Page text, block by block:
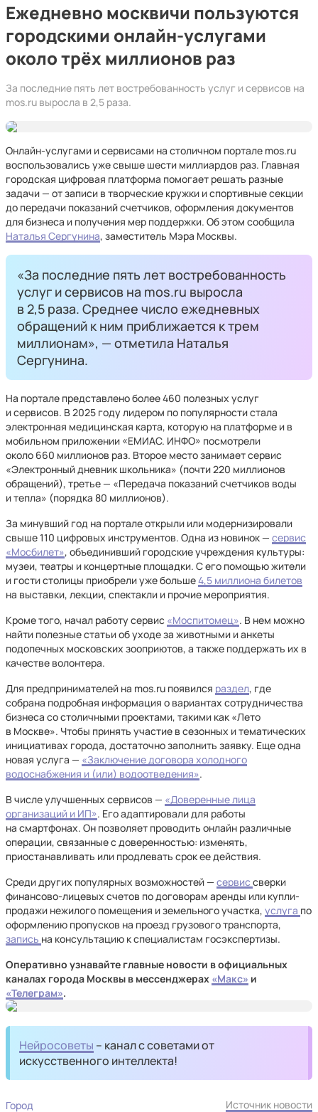
Ежедневно москвичи пользуются
городскими онлайн-услугами
около трёх миллионов раз
За последние пять лет востребованность услуг и сервисов на
mos.ru выросла в 2,5 раза.
Онлайн-услугами и сервисами на столичном портале mos.ru
воспользовались уже свыше шести миллиардов раз. Главная
городская цифровая платформа помогает решать разные
задачи — от записи в творческие кружки и спортивные секции
до передачи показаний счетчиков, оформления документов
для бизнеса и получения мер поддержки. Об этом сообщила
Наталья Сергунина, заместитель Мэра Москвы.
«За последние пять лет востребованность
услуг и сервисов на mos.ru выросла
в 2,5 раза. Среднее число ежедневных
обращений к ним приближается к трем
миллионам», — отметила Наталья
Сергунина.
На портале представлено более 460 полезных услуг
и сервисов. В 2025 году лидером по популярности стала
электронная медицинская карта, которую на платформе и в
мобильном приложении «ЕМИАС. ИНФО» посмотрели
около 660 миллионов раз. Второе место занимает сервис
«Электронный дневник школьника» (почти 220 миллионов
обращений), третье — «Передача показаний счетчиков воды
и тепла» (порядка 80 миллионов).
За минувший год на портале открыли или модернизировали
свыше 110 цифровых инструментов. Одна из новинок — сервис
«Мосбилет», объединивший городские учреждения культуры:
музеи, театры и концертные площадки. С его помощью жители
и гости столицы приобрели уже больше4,5 миллиона билетов
на выставки, лекции, спектакли и прочие мероприятия.
Кроме того, начал работу сервис «Моспитомец». В нем можно
найти полезные статьи об уходе за животными и анкеты
подопечных московских зооприютов, а также поддержать их в
качестве волонтера.
Для предпринимателей на mos.ru появился раздел, где
собрана подробная информация о вариантах сотрудничества
бизнеса со столичными проектами, такими как «Лето
в Москве». Чтобы принять участие в сезонных и тематических
инициативах города, достаточно заполнить заявку. Еще одна
новая услуга — «Заключение договора холодного
водоснабжения и (или) водоотведения».
В числе улучшенных сервисов — «Доверенные лица
организаций и ИП». Его адаптировали для работы
на смартфонах. Он позволяет проводить онлайн различные
операции, связанные с доверенностью: изменять,
приостанавливать или продлевать срок ее действия.
Среди других популярных возможностей — сервис сверки
финансово-лицевых счетов по договорам аренды или купли-
продажи нежилого помещения и земельного участка, услуга по
оформлению пропусков на проезд грузового транспорта,
запись на консультацию к специалистам госэкспертизы.
Оперативно узнавайте главные новости в официальных
каналах города Москвы в мессенджерах «Mакс» и
«Телеграм».
Нейросоветы – канал с советами от
искусственного интеллекта!
Город Источник новости